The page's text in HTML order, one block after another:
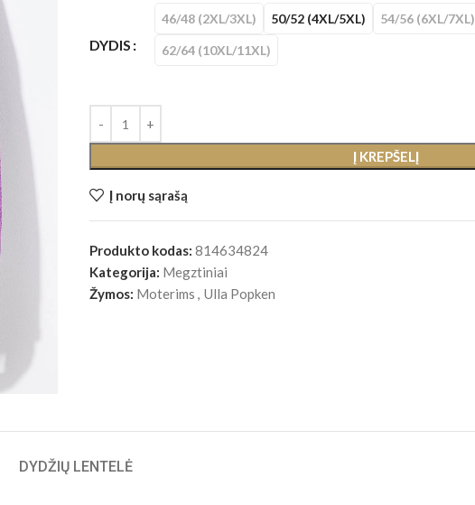
DYDIS
46/48 (2XL/3XL) 50/52 (4XL/5XL) 54/56 (6XL/7XL)
62/64 (10XL/11XL)
Į KREPŠELĮ
Į norų sąrašą
Produkto kodas: 814634824
Kategorija: Megztiniai
Žymos: Moterims , Ulla Popken
DYDŽIŲ LENTELĖ